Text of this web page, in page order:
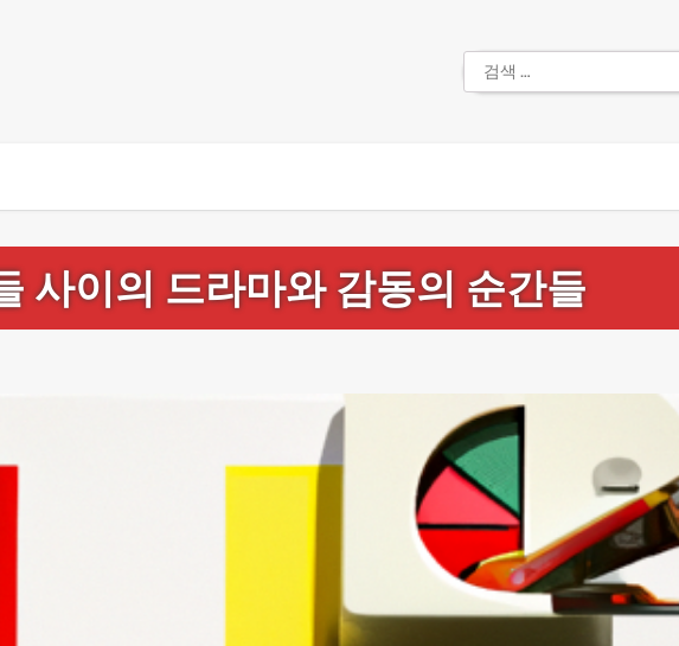
색:
사이의 드라마와 감동의 순간들